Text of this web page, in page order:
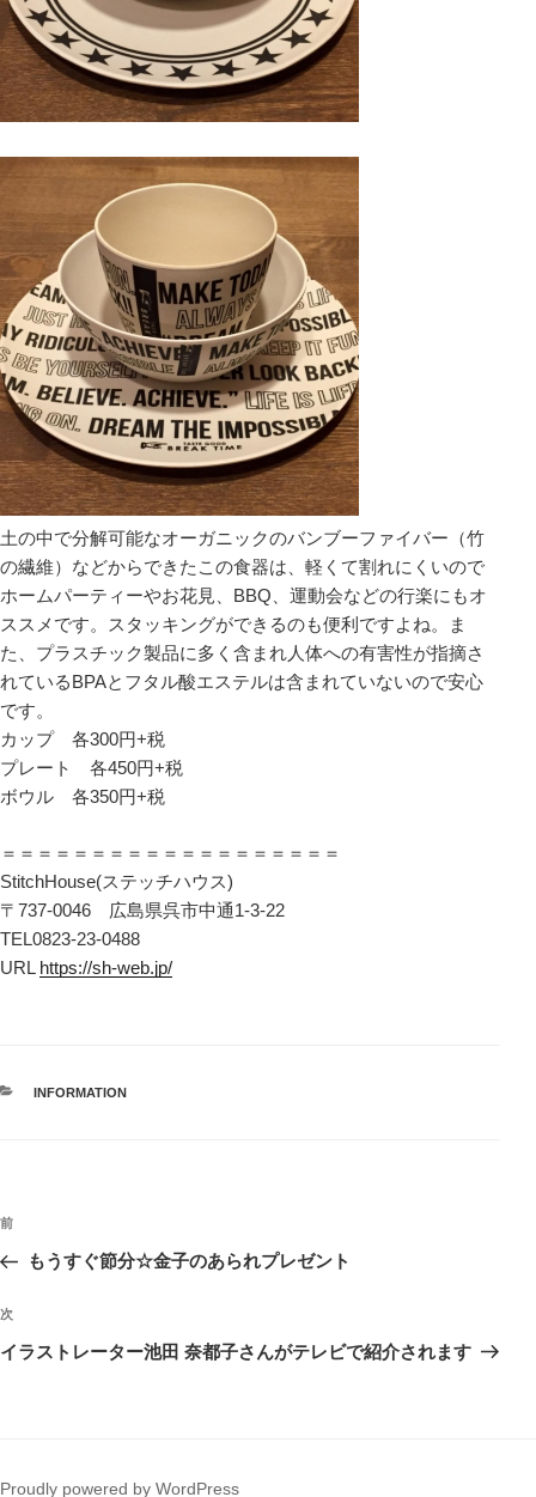
土の中で分解可能なオーガニックのバンブーファイバー（竹
の繊維）などからできたこの食器は、軽くて割れにくいので
ホームパーティーやお花見、BBQ、運動会などの行楽にもオ
ススメです。スタッキングができるのも便利ですよね。ま
た、プラスチック製品に多く含まれ人体への有害性が指摘さ
れているBPAとフタル酸エステルは含まれていないので安心
です。
カップ 各300円+税
プレート 各450円+税
ボウル 各350円+税
＝＝＝＝＝＝＝＝＝＝＝＝＝＝＝＝＝＝＝
StitchHouse(ステッチハウス)
〒737-0046 広島県呉市中通1-3-22
TEL0823-23-0488
URL https://sh-web.jp/
カINFORMATION
投
ナ
ビ
ゲ
ン
前
の
稿
前
もうすぐ節分☆金子のあられプレゼント
次
の
次
イラストレーター池田 奈都子さんがテレビで紹介されます
Proudly powered by WordPress